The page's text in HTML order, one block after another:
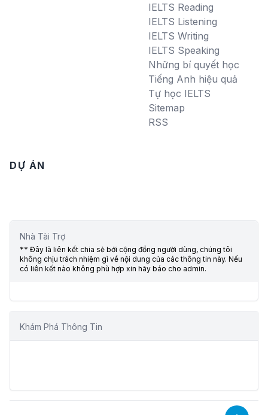
IELTS Reading
IELTS Listening
IELTS Writing
IELTS Speaking
Những bí quyết học
Tiếng Anh hiệu quả
Tự học IELTS
Sitemap
RSS
DỰ ÁN
Nhà Tài Trợ
** Đây là liên kết chia sẻ bới cộng đồng người dùng, chúng tôi
không chịu trách nhiệm gì về nội dung của các thông tin này. Nếu
có liên kết nào không phù hợp xin hãy báo cho admin.
Khám Phá Thông Tin